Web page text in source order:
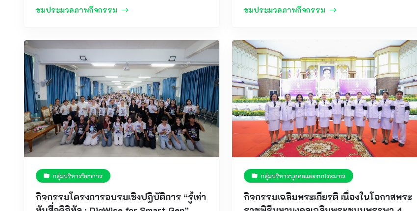
วันงดสูบบุหรี่โลก 31 พฤษภาคม ณ บริเวณหน้าเสาธง
ทางการศึกษา และนักเรียนเข้าร่วมกิจกรรมอย่างพร้อม
เพรียง การจัดกิจกรรมในครั้งนี้มีวัตถุประสงค์เพื่อสร้าง
ความตระหนักรู้เกี่ยวกับพิษภัยและผลกระทบของการ
สูบบุหรี่ รวมถึงบุหรี่ไฟฟ้า ซึ่งส่งผลเสียต่อสุขภาพของผู้
สูบและผู้ที่อยู่ใกล้เคียง ตลอดจนส่งเสริมให้นักเรียนมี
ความรู้ ความเข้าใจ และมีภูมิคุ้มกันในการป้องกัน
ตนเองจากการเข้าไปเกี่ยวข้องกับผลิตภัณฑ์ยาสูบทุก
ประเภท ภายในกิจกรรมมีการให้ความรู้เกี่ยวกับโทษ
ของบุหรี่และบุหรี่ไฟฟ้า การประชาสัมพันธ์ผ่านป้าย
รณรงค์ การนำเสนอสื่อสร้างสรรค์ และการร่วมแสดง
สัญลักษณ์เชิงรณรงค์ เพื่อแสดงพลังของเยาวชนในการ
ร่วมกันสร้างสังคมปลอดบุหรี่ อันเป็นการปลูกฝังค่านิยม
ที่ดีด้านสุขภาพและคุณภาพชีวิตที่เหมาะสม โรงเรียนลือ
คำหาญวารินชำราบมุ่งมั่นส่งเสริมให้นักเรียนเติบโต
เป็นเยาวชนที่มีสุขภาวะที่ดี มีความรับผิดชอบต่อตนเอง
ชมประมวลภาพกิจกรรม
นำโดยคณะผู้บริหารและคณะครูผู้รับผิดชอบกิจกรรม
จังหวัดอุบลราชธานี ประจำปี 2569 ณ ห้องประชุม
สำนักงานเทศบาลนครอุบลราชธานี ชั้น 2 สำนักงาน
เทศบาลนครอุบลราชธานี การประชุมครั้งนี้จัดขึ้นเพื่อ
ชี้แจงแนวทางการดำเนินงาน กำหนดรูปแบบการจัด
ขบวนแห่ การจัดระเบียบขบวนรำ การประสานงานด้าน
สถานที่ เส้นทางการเดินขบวน ตลอดจนมาตรการด้าน
ความปลอดภัยและการอำนวยความสะดวกแก่ผู้เข้าร่วม
กิจกรรม เพื่อให้การจัดงานประเพณีแห่เทียนพรรษาซึ่ง
เป็นเอกลักษณ์และมรดกทางวัฒนธรรมอันทรงคุณค่า
ของจังหวัดอุบลราชธานี เป็นไปด้วยความเรียบร้อย
สวยงาม และสมพระเกียรติ ทั้งนี้ โรงเรียนลือคำหาญ
วารินชำราบได้ให้ความสำคัญกับการส่งเสริมให้
นักเรียนได้มีส่วนร่วมในการอนุรักษ์ สืบสาน และเผย
แพร่ศิลปวัฒนธรรมอันดีงามของท้องถิ่น โดยมุ่งหวังให้
นักเรียนได้เรียนรู้จากประสบการณ์จริง เกิดความภาค
ชมประมวลภาพกิจกรรม
กลุ่มบริหารวิชาการ
กิจกรรมโครงการอบรมเชิงปฏิบัติการ “รู้เท่า
กลุ่มบริหารบุคคลและงบประมาณ
กิจกรรมเฉลิมพระเกียรติ เนื่องในโอกาสพระ